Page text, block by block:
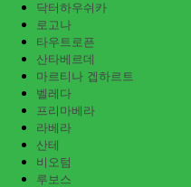
닥터하우쉬카
로고나
타우트로픈
산타베르데
마르티나 겝하르트
벨레다
프리마베라
라베라
산테
비오텀
루보스